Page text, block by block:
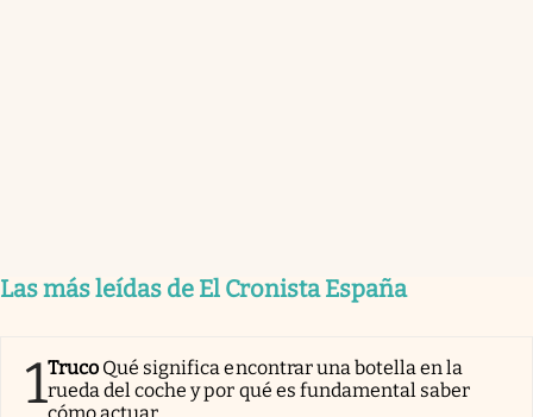
Las más leídas de El Cronista España
1Truco Qué significa encontrar una botella en la
rueda del coche y por qué es fundamental saber
cómo actuar